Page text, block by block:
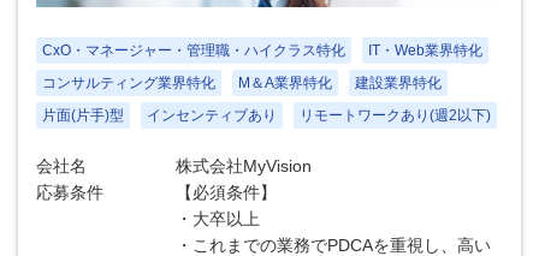
CxO・マネージャー・管理職・ハイクラス特化
IT・Web業界特化
コンサルティング業界特化
M＆A業界特化
建設業界特化
片面(片手)型
インセンティブあり リモートワークあり(週2以下)
会社名
株式会社MyVision
応募条件
【必須条件】
・大卒以上
・これまでの業務でPDCAを重視し、高い